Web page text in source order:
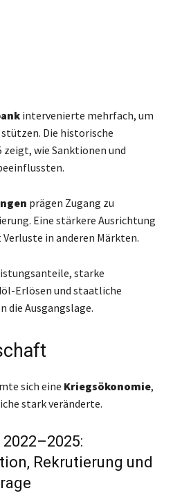
intervenierte mehrfach, um
Die historische
zeigt, wie Sanktionen und
prägen Zugang zu
Eine stärkere Ausrichtung
in anderen Märkten.
starke
Erlösen und staatliche
die Ausgangslage.
sich eine Kriegsökonomie,
stark veränderte.
Rekrutierung und